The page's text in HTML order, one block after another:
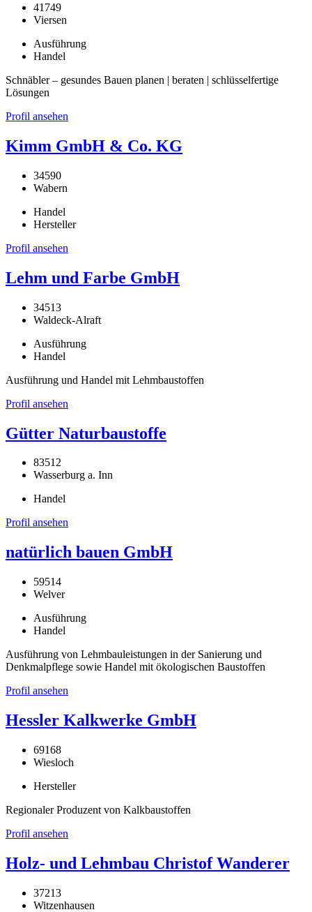
41749
Viersen
Ausführung
Handel
Schnäbler – gesundes Bauen planen | beraten | schlüsselfertige
Lösungen
Profil ansehen
Kimm GmbH & Co. KG
34590
Wabern
Handel
Hersteller
Profil ansehen
Lehm und Farbe GmbH
34513
Waldeck-Alraft
Ausführung
Handel
Ausführung und Handel mit Lehmbaustoffen
Profil ansehen
Gütter Naturbaustoffe
83512
Wasserburg a. Inn
Handel
Profil ansehen
natürlich bauen GmbH
59514
Welver
Ausführung
Handel
Ausführung von Lehmbauleistungen in der Sanierung und
Denkmalpflege sowie Handel mit ökologischen Baustoffen
Profil ansehen
Hessler Kalkwerke GmbH
69168
Wiesloch
Hersteller
Regionaler Produzent von Kalkbaustoffen
Profil ansehen
Holz- und Lehmbau Christof Wanderer
37213
Witzenhausen